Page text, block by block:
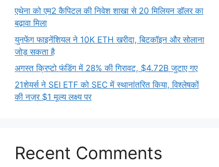
एथेना को एम2 कैपिटल की निवेश शाखा से 20 मिलियन डॉलर का
बढ़ावा मिला
युनफेंग फाइनेंशियल ने 10K ETH खरीदा, बिटकॉइन और सोलाना
जोड़ सकता है
अगस्त क्रिप्टो फंडिंग में 28% की गिरावट, $4.72B जुटाए गए
21शेयर्स ने SEI ETF को SEC में स्थानांतरित किया, विश्लेषकों
की नज़र $1 मूल्य लक्ष्य पर
Recent Comments